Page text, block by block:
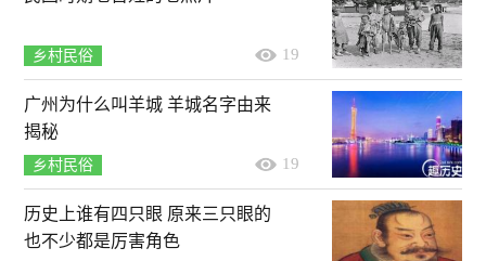
乡村民俗 19
广州为什么叫羊城 羊城名字由来
揭秘
乡村民俗 19
历史上谁有四只眼 原来三只眼的
也不少都是厉害角色